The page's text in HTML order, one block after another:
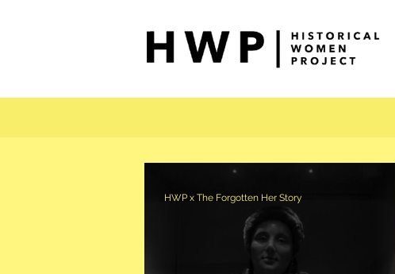
HWP x The Forgotten Her Story